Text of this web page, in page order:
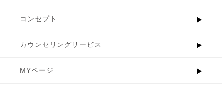
コンセプト
カウンセリングサービス
MYページ